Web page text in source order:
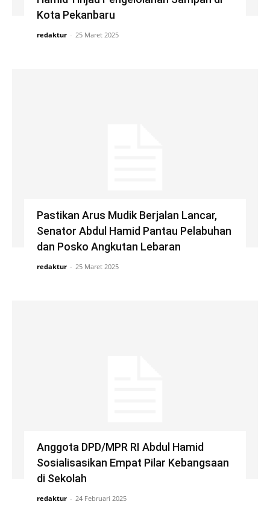
Kota Pekanbaru
redaktur - 25 Maret 2025
Pastikan Arus Mudik Berjalan Lancar,
Senator Abdul Hamid Pantau Pelabuhan
dan Posko Angkutan Lebaran
redaktur - 25 Maret 2025
Anggota DPD/MPR RI Abdul Hamid
Sosialisasikan Empat Pilar Kebangsaan
di Sekolah
redaktur - 24 Februari 2025